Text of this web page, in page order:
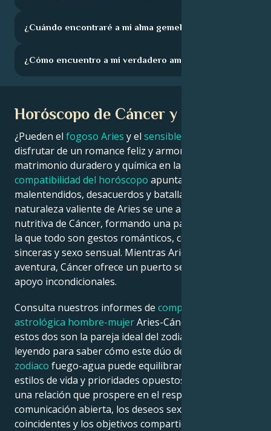
¿Cuándo encontraré a mi alma gemela?
¿Cómo encuentro a mi verdadero amor?
Horóscopo de Cáncer y Aries
¿Pueden el fogoso Aries y el sensible Cáncer
disfrutar de un romance feliz y armonioso, un
matrimonio duradero y química en la cama? ¿O la
compatibilidad del horóscopo apunta a
malentendidos, desacuerdos y batallas de poder? La
naturaleza valiente de Aries se une a la energía
nutritiva de Cáncer, formando una pareja zodiacal en
la que todo son gestos románticos, conversaciones
sinceras y sexo sensual. Mientras Aries se lanza a la
aventura, Cáncer ofrece un puerto seguro de amor y
apoyo incondicionales.
Consulta nuestros informes de compatibilidad
astrológica hombre-mujerAries-Cáncer para ver si
estos dos son la pareja ideal del zodiaco. Sigue
leyendo para saber cómo este dúo de
zodiaco fuego-agua puede equilibrar sus valores,
estilos de vida y prioridades opuestos para construir
una relación que prospere en el respeto mutuo, la
comunicación abierta, los deseos sexuales
coincidentes y los objetivos compartidos.